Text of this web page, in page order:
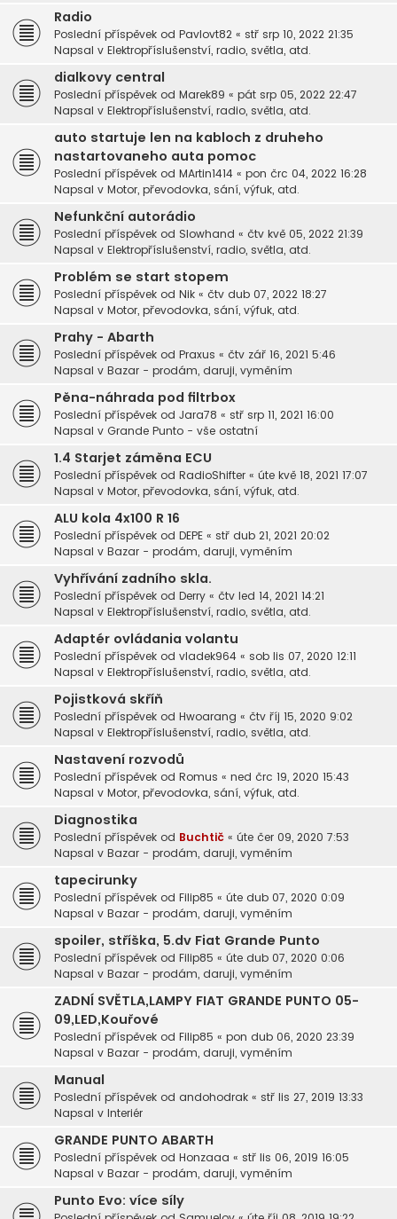
Radio
Poslední příspěvek od Pavlovt82 « stř srp 10, 2022 21:35
Napsal v Elektropříslušenství, radio, světla, atd.
dialkovy central
Poslední příspěvek od Marek89 « pát srp 05, 2022 22:47
Napsal v Elektropříslušenství, radio, světla, atd.
auto startuje len na kabloch z druheho
nastartovaneho auta pomoc
Poslední příspěvek od MArtin1414 « pon črc 04, 2022 16:28
Napsal v Motor, převodovka, sání, výfuk, atd.
Nefunkční autorádio
Poslední příspěvek od Slowhand « čtv kvě 05, 2022 21:39
Napsal v Elektropříslušenství, radio, světla, atd.
Problém se start stopem
Poslední příspěvek od Nik « čtv dub 07, 2022 18:27
Napsal v Motor, převodovka, sání, výfuk, atd.
Prahy - Abarth
Poslední příspěvek od Praxus « čtv zář 16, 2021 5:46
Napsal v Bazar - prodám, daruji, vyměním
Pěna-náhrada pod filtrbox
Poslední příspěvek od Jara78 « stř srp 11, 2021 16:00
Napsal v Grande Punto - vše ostatní
1.4 Starjet záměna ECU
Poslední příspěvek od RadioShifter « úte kvě 18, 2021 17:07
Napsal v Motor, převodovka, sání, výfuk, atd.
ALU kola 4x100 R 16
Poslední příspěvek od DEPE « stř dub 21, 2021 20:02
Napsal v Bazar - prodám, daruji, vyměním
Vyhřívání zadního skla.
Poslední příspěvek od Derry « čtv led 14, 2021 14:21
Napsal v Elektropříslušenství, radio, světla, atd.
Adaptér ovládania volantu
Poslední příspěvek od vladek964 « sob lis 07, 2020 12:11
Napsal v Elektropříslušenství, radio, světla, atd.
Pojistková skříň
Poslední příspěvek od Hwoarang « čtv říj 15, 2020 9:02
Napsal v Elektropříslušenství, radio, světla, atd.
Nastavení rozvodů
Poslední příspěvek od Romus « ned črc 19, 2020 15:43
Napsal v Motor, převodovka, sání, výfuk, atd.
Diagnostika
Poslední příspěvek od Buchtič « úte čer 09, 2020 7:53
Napsal v Bazar - prodám, daruji, vyměním
tapecirunky
Poslední příspěvek od Filip85 « úte dub 07, 2020 0:09
Napsal v Bazar - prodám, daruji, vyměním
spoiler, stříška, 5.dv Fiat Grande Punto
Poslední příspěvek od Filip85 « úte dub 07, 2020 0:06
Napsal v Bazar - prodám, daruji, vyměním
ZADNÍ SVĚTLA,LAMPY FIAT GRANDE PUNTO 05-
09,LED,Kouřové
Poslední příspěvek od Filip85 « pon dub 06, 2020 23:39
Napsal v Bazar - prodám, daruji, vyměním
Manual
Poslední příspěvek od andohodrak « stř lis 27, 2019 13:33
Napsal v Interiér
GRANDE PUNTO ABARTH
Poslední příspěvek od Honzaaa « stř lis 06, 2019 16:05
Napsal v Bazar - prodám, daruji, vyměním
Punto Evo: více síly